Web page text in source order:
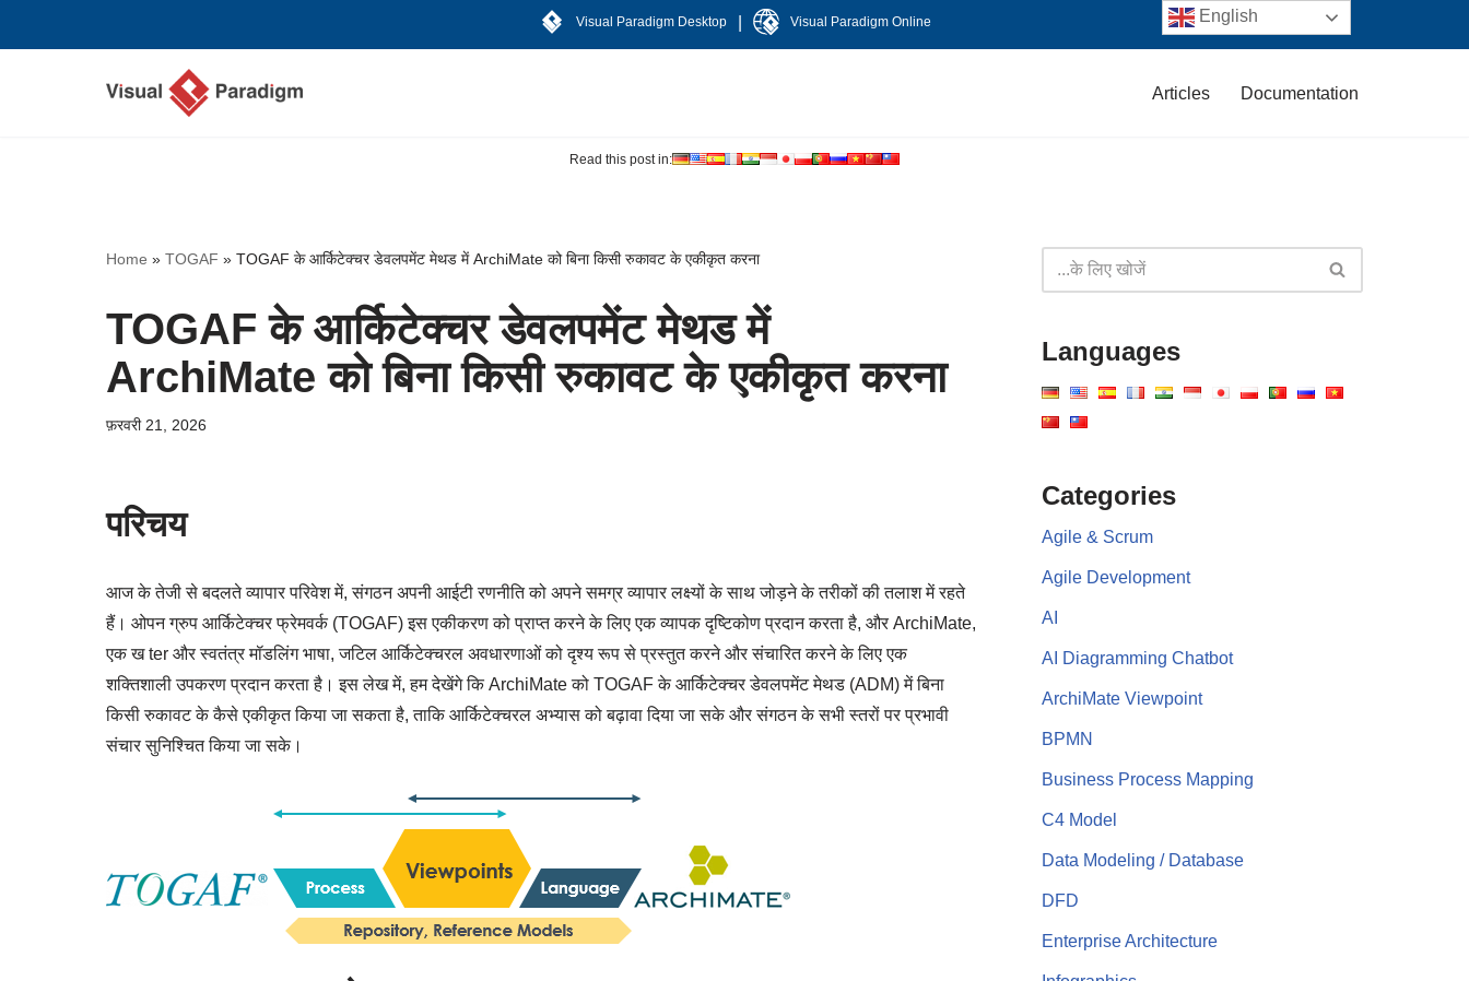
Visual Paradigm Desktop Visual Paradigm Online
Articles Documentation
Read this post in:
Home » TOGAF » TOGAF के आर्किटेक्चर डेवलपमेंट मेथड में ArchiMate को बिना किसी रुकावट के एकीकृत करना
TOGAF के आर्किटेक्चर डेवलपमेंट मेथड में
ArchiMate को बिना किसी रुकावट के एकीकृत करना
फ़रवरी 21, 2026
परिचय
आज के तेजी से बदलते व्यापार परिवेश में, संगठन अपनी आईटी रणनीति को अपने समग्र व्यापार लक्ष्यों के साथ जोड़ने के तरीकों की तलाश में रहते
हैं। ओपन ग्रुप आर्किटेक्चर फ्रेमवर्क (TOGAF) इस एकीकरण को प्राप्त करने के लिए एक व्यापक दृष्टिकोण प्रदान करता है, और ArchiMate,
एक ख ter और स्वतंत्र मॉडलिंग भाषा, जटिल आर्किटेक्चरल अवधारणाओं को दृश्य रूप से प्रस्तुत करने और संचारित करने के लिए एक
शक्तिशाली उपकरण प्रदान करता है। इस लेख में, हम देखेंगे कि ArchiMate को TOGAF के आर्किटेक्चर डेवलपमेंट मेथड (ADM) में बिना
किसी रुकावट के कैसे एकीकृत किया जा सकता है, ताकि आर्किटेक्चरल अभ्यास को बढ़ावा दिया जा सके और संगठन के सभी स्तरों पर प्रभावी
संचार सुनिश्चित किया जा सके।
Languages
Categories
Agile & Scrum
Agile Development
AI
AI Diagramming Chatbot
ArchiMate Viewpoint
BPMN
Business Process Mapping
C4 Model
Data Modeling / Database
DFD
Enterprise Architecture
English